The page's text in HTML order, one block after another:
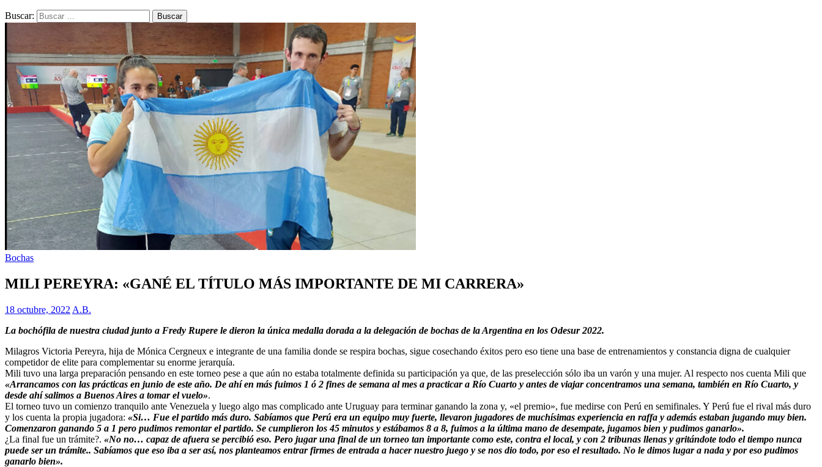
Buscar:
Bochas
MILI PEREYRA: «GANÉ EL TÍTULO MÁS IMPORTANTE DE MI CARRERA»
18 octubre, 2022 A.B.
La bochófila de nuestra ciudad junto a Fredy Rupere le dieron la única medalla dorada a la delegación de bochas de la Argentina en los Odesur 2022.
Milagros Victoria Pereyra, hija de Mónica Cergneux e integrante de una familia donde se respira bochas, sigue cosechando éxitos pero eso tiene una base de entrenamientos y constancia digna de cualquier
competidor de elite para complementar su enorme jerarquía.
Mili tuvo una larga preparación pensando en este torneo pese a que aún no estaba totalmente definida su participación ya que, de las preselección sólo iba un varón y una mujer. Al respecto nos cuenta Mili que
«Arrancamos con las prácticas en junio de este año. De ahí en más fuimos 1 ó 2 fines de semana al mes a practicar a Río Cuarto y antes de viajar concentramos una semana, también en Río Cuarto, y
desde ahí salimos a Buenos Aires a tomar el vuelo».
El torneo tuvo un comienzo tranquilo ante Venezuela y luego algo mas complicado ante Uruguay para terminar ganando la zona y, «el premio», fue medirse con Perú en semifinales. Y Perú fue el rival más duro
y los cuenta la propia jugadora: «Si… Fue el partido más duro. Sabíamos que Perú era un equipo muy fuerte, llevaron jugadores de muchísimas experiencia en raffa y además estaban jugando muy bien.
Comenzaron ganando 5 a 1 pero pudimos remontar el partido. Se cumplieron los 45 minutos y estábamos 8 a 8, fuimos a la última mano de desempate, jugamos bien y pudimos ganarlo».
¿La final fue un trámite?. «No no… capaz de afuera se percibió eso. Pero jugar una final de un torneo tan importante como este, contra el local, y con 2 tribunas llenas y gritándote todo el tiempo nunca
puede ser un trámite.. Sabíamos que eso iba a ser así, nos planteamos entrar firmes de entrada a hacer nuestro juego y se nos dio todo, por eso el resultado. No le dimos lugar a nada y por eso pudimos
ganarlo bien».